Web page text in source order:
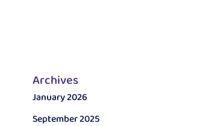
Archives
January 2026
September 2025